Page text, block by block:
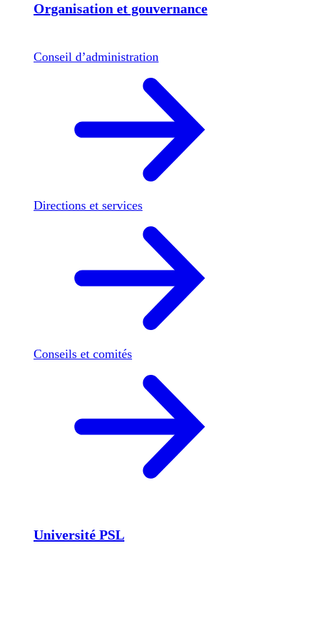
Organisation et gouvernance
Conseil d’administration
Directions et services
Conseils et comités
Université PSL